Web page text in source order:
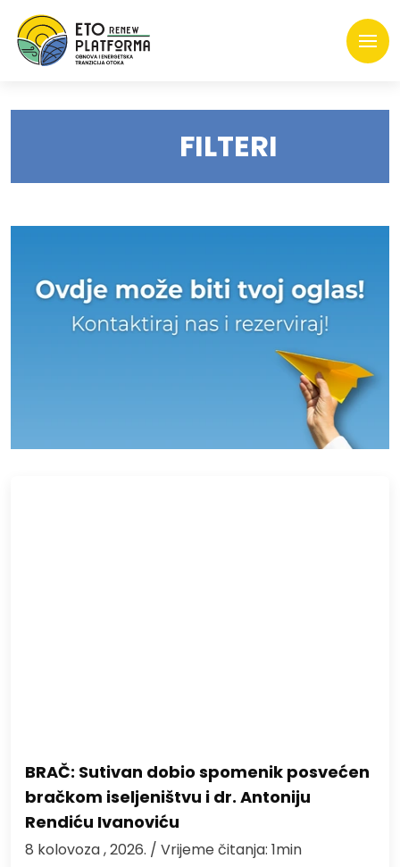
FILTERI
BRAČ: Sutivan dobio spomenik posvećen
bračkom iseljeništvu i dr. Antoniju
Rendiću Ivanoviću
8 kolovoza , 2026. / Vrijeme čitanja: 1min